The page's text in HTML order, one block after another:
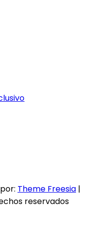
Theme Freesia |
reservados